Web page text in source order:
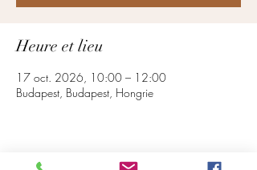
Heure et lieu
17 oct. 2026, 10:00 – 12:00
Budapest, Budapest, Hongrie